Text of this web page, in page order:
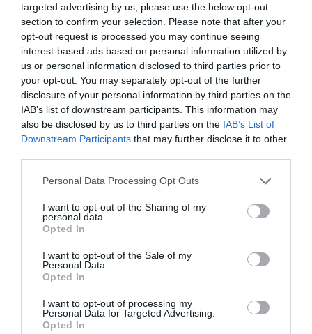
targeted advertising by us, please use the below opt-out
section to confirm your selection. Please note that after your
opt-out request is processed you may continue seeing
interest-based ads based on personal information utilized by
us or personal information disclosed to third parties prior to
your opt-out. You may separately opt-out of the further
disclosure of your personal information by third parties on the
IAB’s list of downstream participants. This information may
also be disclosed by us to third parties on the IAB’s List of
Downstream Participants that may further disclose it to other
Please note that this website/app uses one or more Google
not limited to your visit or usage behaviour. You may click to
grant or deny consent to Google and its third-party tags to
use your data for below specified purposes in below Google
consent section.
Personal Data Processing Opt Outs
I want to opt-out of the Sharing of my
personal data.
Opted In
I want to opt-out of the Sale of my
Personal Data.
Opted In
I want to opt-out of processing my
Personal Data for Targeted Advertising.
Opted In
Ακολουθήστε το pronews.grστο
Google News και μάθετε πρώτοι όλες
τις ειδήσεις
TAGS: ΒΑΡΩΤΣΟΣ ΣΕΙΣΜΟΣ ΦΥΣΗ
Δείτε μας ζωντανά στοYouTube,
Twitch,X,Telegram